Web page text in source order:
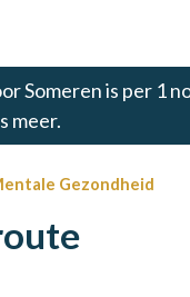
Someren is per 1
meer.
Gezondheid